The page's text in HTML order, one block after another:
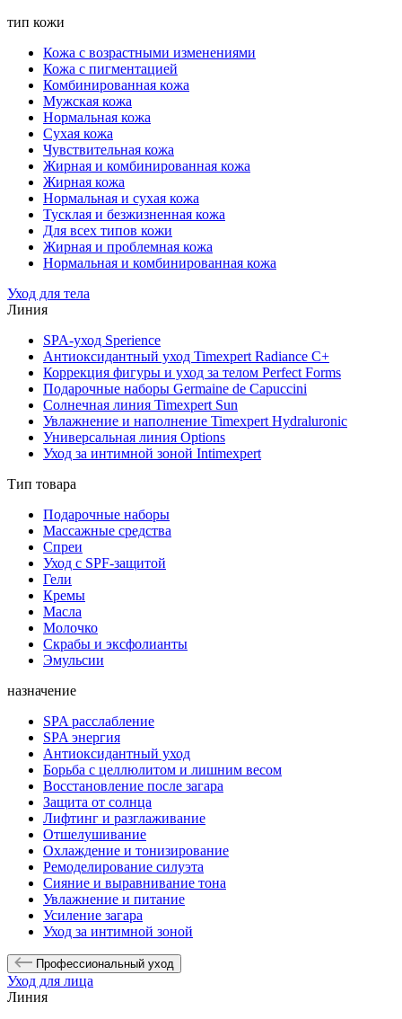
тип кожи
Кожа с возрастными изменениями
Кожа с пигментацией
Комбинированная кожа
Мужская кожа
Нормальная кожа
Сухая кожа
Чувствительная кожа
Жирная и комбинированная кожа
Жирная кожа
Нормальная и сухая кожа
Тусклая и безжизненная кожа
Для всех типов кожи
Жирная и проблемная кожа
Нормальная и комбинированная кожа
Уход для тела
Линия
SPA-уход Sperience
Антиоксидантный уход Timexpert Radiance C+
Коррекция фигуры и уход за телом Perfect Forms
Подарочные наборы Germaine de Capuccini
Солнечная линия Timexpert Sun
Увлажнение и наполнение Timexpert Hydraluronic
Универсальная линия Options
Уход за интимной зоной Intimexpert
Тип товара
Подарочные наборы
Массажные средства
Спреи
Уход с SPF-защитой
Гели
Кремы
Масла
Молочко
Скрабы и эксфолианты
Эмульсии
назначение
SPA расслабление
SPA энергия
Антиоксидантный уход
Борьба с целлюлитом и лишним весом
Восстановление после загара
Защита от солнца
Лифтинг и разглаживание
Отшелушивание
Охлаждение и тонизирование
Ремоделирование силуэта
Сияние и выравнивание тона
Увлажнение и питание
Усиление загара
Уход за интимной зоной
Профессиональный уход
Уход для лица
Линия